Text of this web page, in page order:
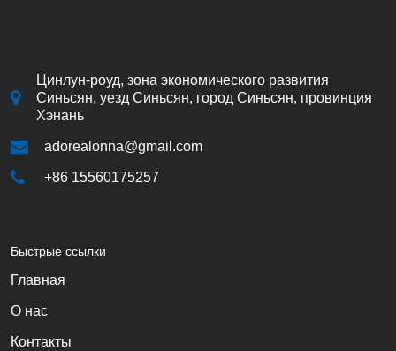
Цинлун-роуд, зона экономического развития
Синьсян, уезд Синьсян, город Синьсян, провинция
Хэнань
adorealonna@gmail.com
+86 15560175257
Быстрые ссылки
Главная
О нас
Контакты